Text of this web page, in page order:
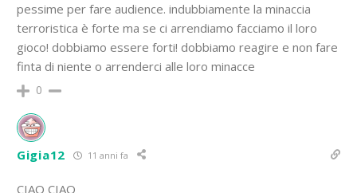
pessime per fare audience. indubbiamente la minaccia
terroristica è forte ma se ci arrendiamo facciamo il loro
gioco! dobbiamo essere forti! dobbiamo reagire e non fare
finta di niente o arrenderci alle loro minacce
0
Gigia12 11 anni fa
CIAO CIAO